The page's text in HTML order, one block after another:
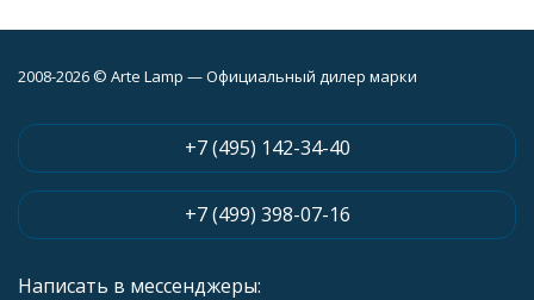
2008-2026 © Arte Lamp — Официальный дилер марки
+7 (495) 142-34-40
+7 (499) 398-07-16
Написать в мессенджеры: